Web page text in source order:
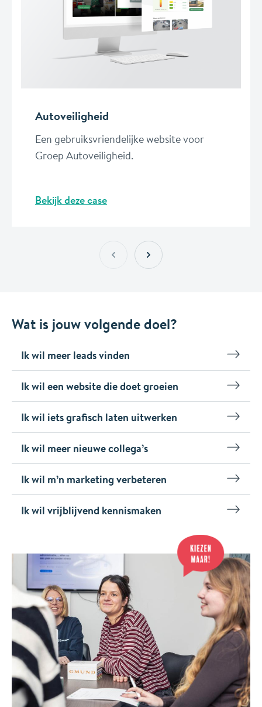
Autoveiligheid
Een gebruiksvriendelijke website voor
Groep Autoveiligheid.
Bekijk deze case
Wat is jouw volgende doel?
Ik wil meer leads vinden
Ik wil een website die doet groeien
Ik wil iets grafisch laten uitwerken
Ik wil meer nieuwe collega’s
Ik wil m’n marketing verbeteren
Ik wil vrijblijvend kennismaken